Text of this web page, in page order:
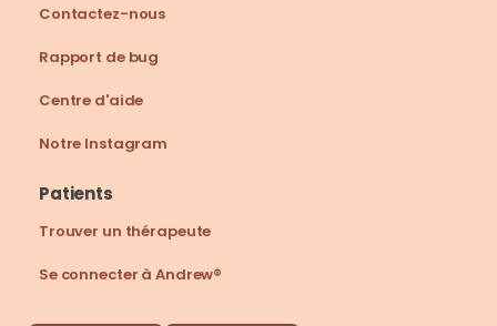
Rapport de bug
Contactez-nous
Notre Instagram
Centre d'aide
Patients
Trouver un thérapeute
Se connecter à Andrew®